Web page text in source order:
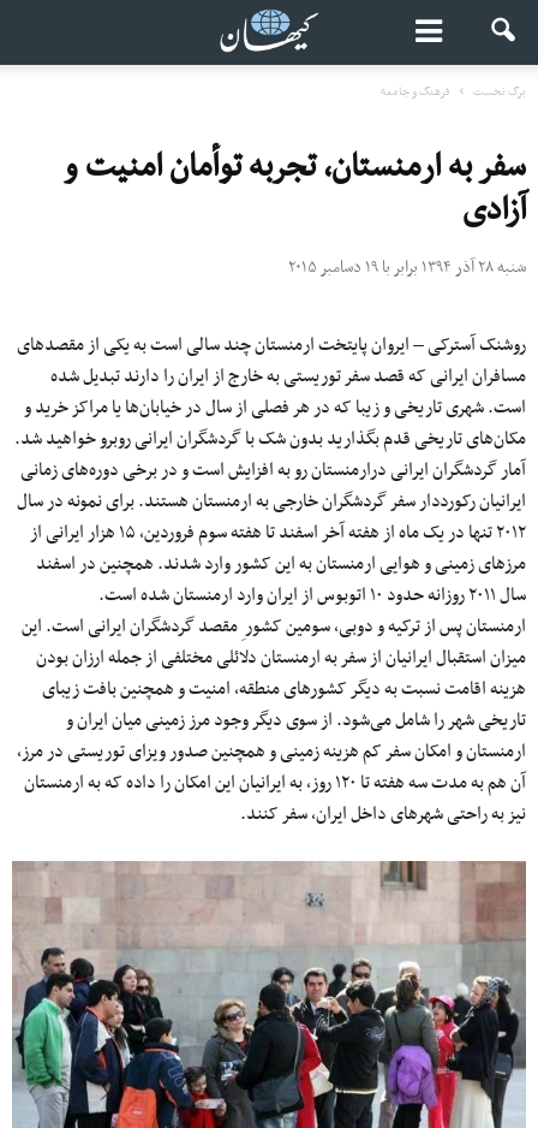
برگ نخست فرهنگ و جامعه
سفر به ارمنستان، تجربه توأمان امنیت و
آزادی
شنبه ۲۸ آذر ۱۳۹۴ برابر با ۱۹ دسامبر ۲۰۱۵
روشنک آسترکی – ایروان پایتخت ارمنستان چند سالی است به یکی از مقصدهای
مسافران ایرانی که قصد سفر توریستی به خارج از ایران را دارند تبدیل شده
است. شهری تاریخی و زیبا که در هر فصلی از سال در خیابان‌ها یا مراکز خرید و
مکان‌های تاریخی قدم بگذارید بدون شک با گردشگران ایرانی روبرو خواهید شد.
آمار گردشگران ایرانی درارمنستان رو به افزایش است و در برخی دوره‌های زمانی
ایرانیان رکورددار سفر گردشگران خارجی به ارمنستان هستند. برای نمونه در سال
۲۰۱۲ تنها در یک ماه از هفته آخر اسفند تا هفته سوم فروردین، ۱۵ هزار ایرانی از
مرزهای زمینی و هوایی ارمنستان به این کشور وارد شدند. همچنین در اسفند
سال ۲۰۱۱ روزانه حدود ۱۰ اتوبوس از ایران وارد ارمنستان شده است.
ارمنستان پس از ترکیه و دوبی، سومین کشور ِ مقصد گردشگران ایرانی است. این
میزان استقبال ایرانیان از سفر به ارمنستان دلائلی مختلفی از جمله ارزان بودن
هزینه اقامت نسبت به دیگر کشورهای منطقه، امنیت و همچنین بافت زیبای
تاریخی شهر را شامل می‌شود. از سوی دیگر وجود مرز زمینی میان ایران و
ارمنستان و امکان سفر کم هزینه زمینی و همچنین صدور ویزای توریستی در مرز،
آن هم به مدت سه هفته تا ۱۲۰ روز، به ایرانیان این امکان را داده که به ارمنستان
نیز به راحتی شهرهای داخل ایران، سفر کنند.